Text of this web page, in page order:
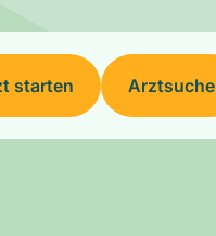
starten Arztsuche